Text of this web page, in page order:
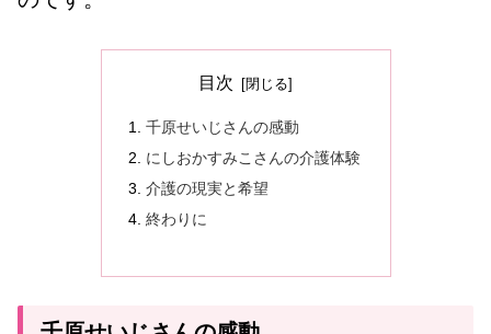
目次
千原せいじさんの感動
にしおかすみこさんの介護体験
介護の現実と希望
終わりに